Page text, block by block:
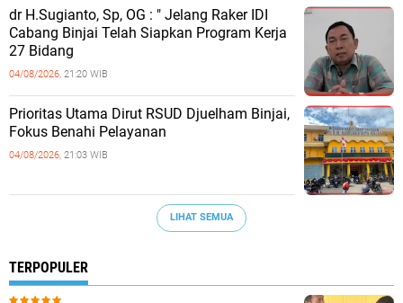
dr H.Sugianto, Sp, OG : " Jelang Raker IDI
Cabang Binjai Telah Siapkan Program Kerja
27 Bidang
04/08/2026, 21:20 WIB
Prioritas Utama Dirut RSUD Djuelham Binjai,
Fokus Benahi Pelayanan
04/08/2026, 21:03 WIB
LIHAT SEMUA
TERPOPULER